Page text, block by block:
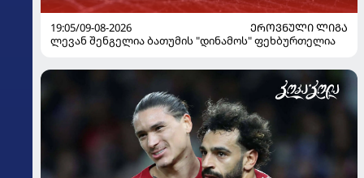
19:05/09-08-2026
ᲔᲠᲝᲕᲜᲣᲚᲘ ᲚᲘᲒᲐ
ლევან შენგელია ბათუმის "დინამოს" ფეხბურთელია